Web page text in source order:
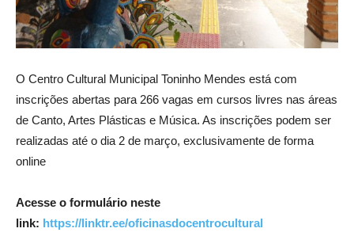
O Centro Cultural Municipal Toninho Mendes está com
inscrições abertas para 266 vagas em cursos livres nas áreas
de Canto, Artes Plásticas e Música. As inscrições podem ser
realizadas até o dia 2 de março, exclusivamente de forma
online
Acesse o formulário neste
link: https://linktr.ee/oficinasdocentrocultural